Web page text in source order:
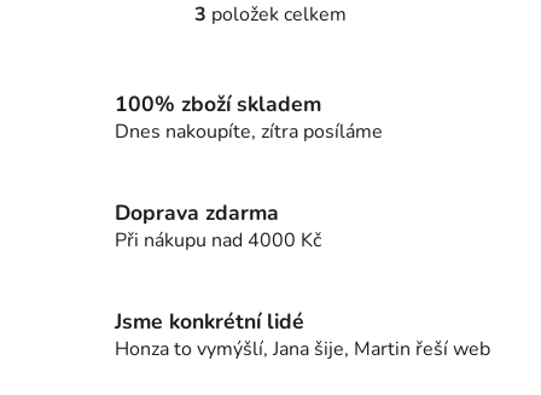
O
á
d
í
p
k
y
3 položek celkem
100% zboží skladem
Dnes nakoupíte, zítra posíláme
Doprava zdarma
Při nákupu nad 4000 Kč
Jsme konkrétní lidé
Honza to vymýšlí, Jana šije, Martin řeší web